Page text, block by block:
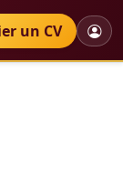
un CV